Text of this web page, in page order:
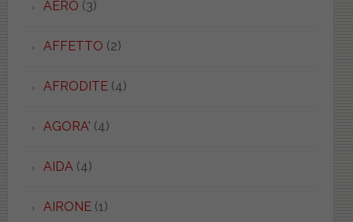
AERO (3)
AFFETTO (2)
AFRODITE(4)
AGORA' (4)
AIDA(4)
AIRONE(1)